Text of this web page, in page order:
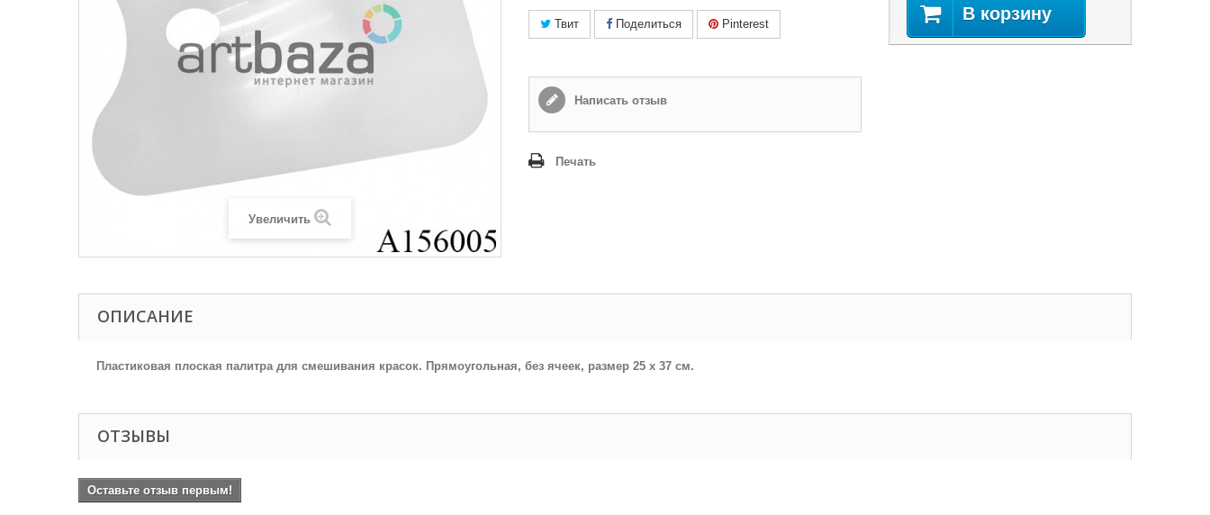
Увеличить
Твит Поделиться Pinterest
Написать отзыв
Печать
В корзину
ОПИСАНИЕ
Пластиковая плоская палитра для смешивания красок. Прямоугольная, без ячеек, размер 25 х 37 см.
ОТЗЫВЫ
Оставьте отзыв первым!